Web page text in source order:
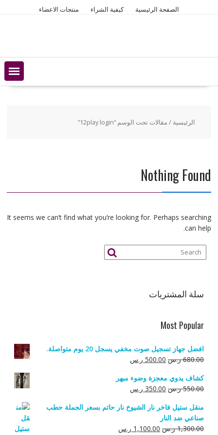
الصفحة الرئيسية كيفية الشراء منتجات الاعضاء
الرئيسية / مقالات تحت الوسم “12play login”
Nothing Found
It seems we can’t find what you’re looking for. Perhaps searching
can help.
سلة المشتريات
Most Popular
افضل جهاز تسجيل صوت مخفي يسجل 20 يوم متواصلة.
680.00 ر.س السعر
هو:
680.00 ر.س.
500.00 ر.سالسعر
هو:
500.00 ر.س.
كشاف يدوي معجزة وضوء مبهر
550.00 ر.س السعر
هو:
550.00 ر.س.
350.00 ر.سالسعر
هو:
منقل ستيل فاخر نار الشيوخ نار حاتم بسعر الجملة حطب
صناعي ضد النار
1,300.00 ر.س السعر
1,100.00 ر.سالسعر